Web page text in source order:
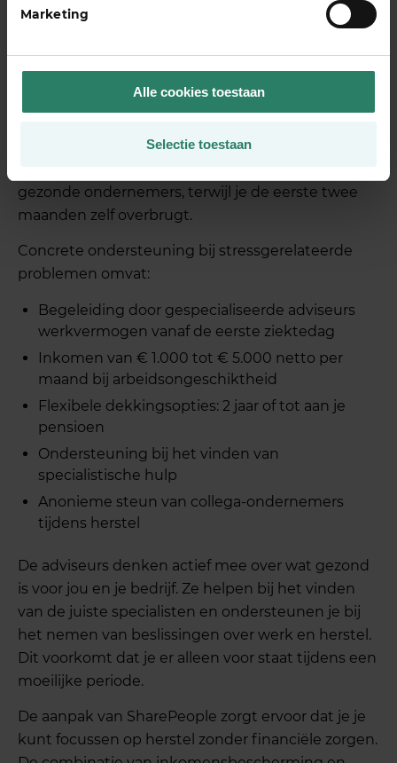
Marketing
Alle cookies toestaan
Selectie toestaan
arbeidsongeschiktheid voor
ondernemers?
SharePeople biedtfinanciële zekerheid en
tot arbeidsongeschiktheid. Vanaf de derde maand
gezonde ondernemers, terwijl je de eerste twee
maanden zelf overbrugt.
Concrete ondersteuning bij stressgerelateerde
problemen omvat:
Begeleiding door gespecialiseerde adviseurs
werkvermogen vanaf de eerste ziektedag
Inkomen van € 1.000 tot € 5.000 netto per
maand bij arbeidsongeschiktheid
Flexibele dekkingsopties: 2 jaar of tot aan je
pensioen
Ondersteuning bij het vinden van
specialistische hulp
Anonieme steun van collega-ondernemers
tijdens herstel
De adviseurs denken actief mee over wat gezond
is voor jou en je bedrijf. Ze helpen bij het vinden
van de juiste specialisten en ondersteunen je bij
het nemen van beslissingen over werk en herstel.
Dit voorkomt dat je er alleen voor staat tijdens een
moeilijke periode.
De aanpak van SharePeople zorgt ervoor dat je je
kunt focussen op herstel zonder financiële zorgen.